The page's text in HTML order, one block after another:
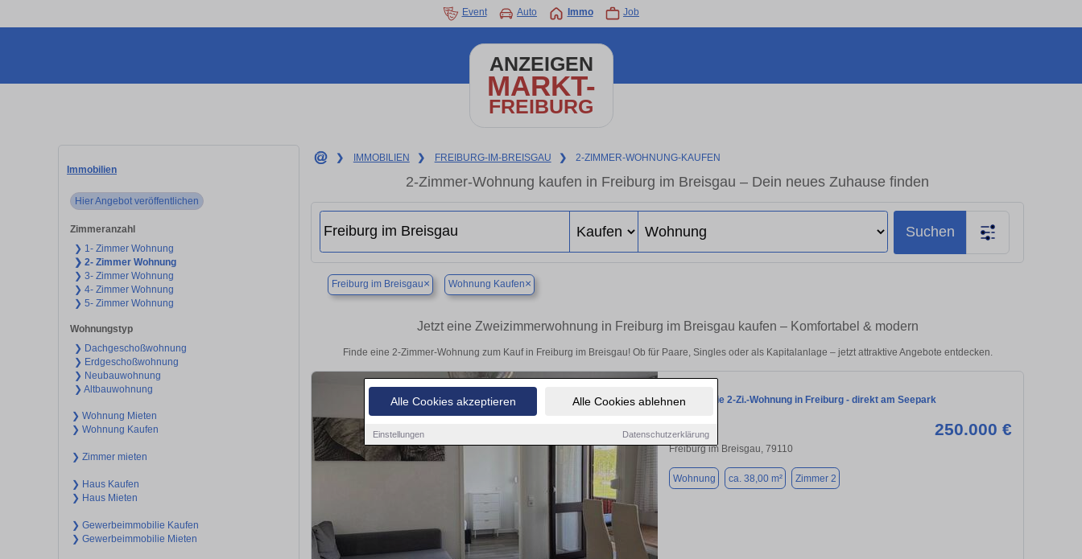
Alle Cookies akzeptieren Alle Cookies ablehnen
Einstellungen Datenschutzerklärung
Event Auto Immo Job
ANZEIGEN
MARKT-
FREIBURG
Immobilien
Hier Angebot veröffentlichen
Zimmeranzahl
❯ 1- Zimmer Wohnung
❯ 2- Zimmer Wohnung
❯ 3- Zimmer Wohnung
❯ 4- Zimmer Wohnung
❯ 5- Zimmer Wohnung
Wohnungstyp
❯ Dachgeschoßwohnung
❯ Erdgeschoßwohnung
❯ Neubauwohnung
❯ Altbauwohnung
❯ Wohnung Mieten
❯ Wohnung Kaufen
❯ Zimmer mieten
❯ Haus Kaufen
❯ Haus Mieten
❯ Gewerbeimmobilie Kaufen
❯ Gewerbeimmobilie Mieten
❯ IMMOBILIEN ❯ FREIBURG-IM-BREISGAU ❯ 2-ZIMMER-WOHNUNG-KAUFEN
2-Zimmer-Wohnung kaufen in Freiburg im Breisgau – Dein neues Zuhause finden
Suchen
Freiburg im Breisgau× Wohnung Kaufen×
Jetzt eine Zweizimmerwohnung in Freiburg im Breisgau kaufen – Komfortabel & modern
Finde eine 2-Zimmer-Wohnung zum Kauf in Freiburg im Breisgau! Ob für Paare, Singles oder als Kapitalanlage – jetzt attraktive Angebote entdecken.
Bezugsfreie 2-Zi.-Wohnung in Freiburg - direkt am Seepark
250.000 €
Freiburg im Breisgau, 79110
Wohnung ca. 38,00 m² Zimmer 2